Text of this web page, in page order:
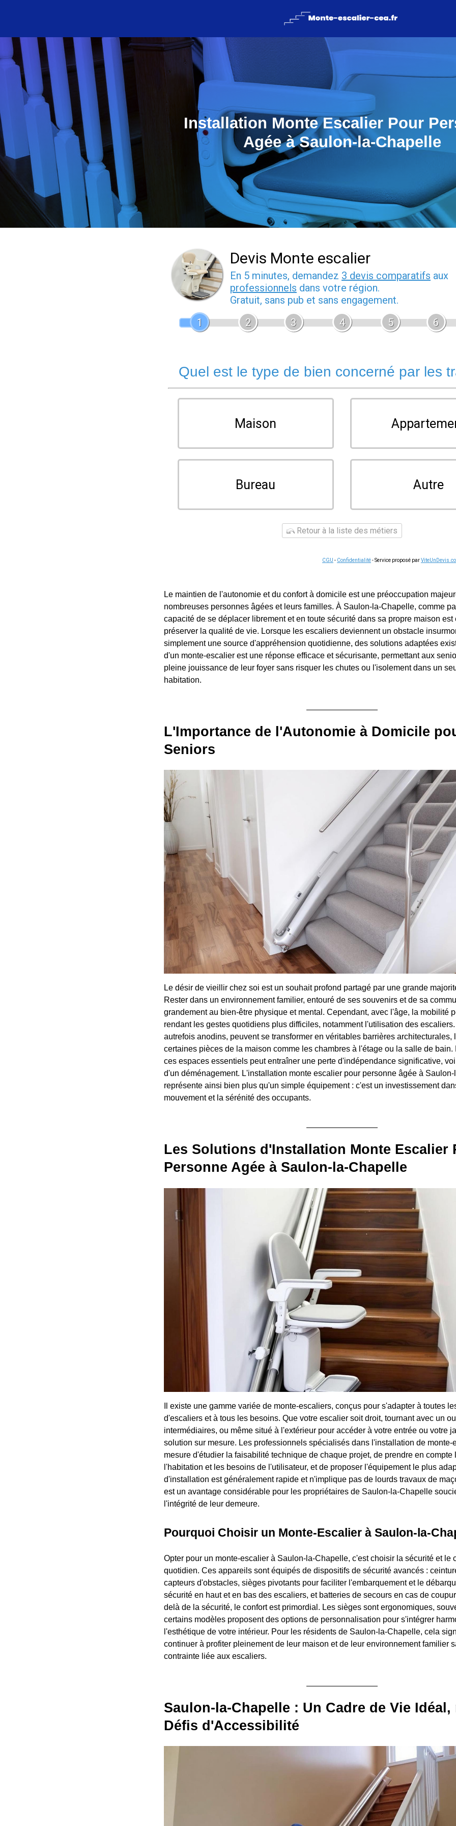
Installation Monte Escalier Pour
Agée à Saulon-la-Chapelle
Devis Monte escalier
En 5 minutes, demandez 3 devis comparatifs aux
professionnels dans votre région.
Gratuit, sans pub et sans engagement.
1
2 3 4 5 6
Quel est le type de bien concerné par les
Maison
Bureau Autre
Retour à la liste des métiers
CGU - Confidentialité- Service proposé par
Le maintien de l'autonomie et du confort à domicile est une préoccupation
nombreuses personnes âgées et leurs familles. À Saulon-la-Chapelle, comme
capacité de se déplacer librement et en toute sécurité dans sa propre maison
préserver la qualité de vie. Lorsque les escaliers deviennent un obstacle
simplement une source d'appréhension quotidienne, des solutions adaptées
d'un monte-escalier est une réponse efficace et sécurisante, permettant aux
pleine jouissance de leur foyer sans risquer les chutes ou l'isolement dans un
habitation.
L'Importance de l'Autonomie à Domicile
Seniors
Le désir de vieillir chez soi est un souhait profond partagé par une grande
Rester dans un environnement familier, entouré de ses souvenirs et de sa
grandement au bien-être physique et mental. Cependant, avec l'âge, la mobilité
rendant les gestes quotidiens plus difficiles, notamment l'utilisation des
autrefois anodins, peuvent se transformer en véritables barrières architecturales,
certaines pièces de la maison comme les chambres à l'étage ou la salle de bain.
ces espaces essentiels peut entraîner une perte d'indépendance significative,
d'un déménagement. L'installation monte escalier pour personne âgée à
représente ainsi bien plus qu'un simple équipement : c'est un investissement
mouvement et la sérénité des occupants.
Les Solutions d'Installation Monte Escalier
Personne Agée à Saulon-la-Chapelle
Il existe une gamme variée de monte-escaliers, conçus pour s'adapter à toutes
d'escaliers et à tous les besoins. Que votre escalier soit droit, tournant avec un
intermédiaires, ou même situé à l'extérieur pour accéder à votre entrée ou votre
solution sur mesure. Les professionnels spécialisés dans l'installation de monte-
mesure d'étudier la faisabilité technique de chaque projet, de prendre en compte
l'habitation et les besoins de l'utilisateur, et de proposer l'équipement le plus
d'installation est généralement rapide et n'implique pas de lourds travaux de
est un avantage considérable pour les propriétaires de Saulon-la-Chapelle
l'intégrité de leur demeure.
Pourquoi Choisir un Monte-Escalier à Saulon-la-
Opter pour un monte-escalier à Saulon-la-Chapelle, c'est choisir la sécurité et le
quotidien. Ces appareils sont équipés de dispositifs de sécurité avancés :
capteurs d'obstacles, sièges pivotants pour faciliter l'embarquement et le
sécurité en haut et en bas des escaliers, et batteries de secours en cas de
delà de la sécurité, le confort est primordial. Les sièges sont ergonomiques,
certains modèles proposent des options de personnalisation pour s'intégrer
l'esthétique de votre intérieur. Pour les résidents de Saulon-la-Chapelle, cela
continuer à profiter pleinement de leur maison et de leur environnement familier
contrainte liée aux escaliers.
Saulon-la-Chapelle : Un Cadre de Vie Idéal,
Défis d'Accessibilité